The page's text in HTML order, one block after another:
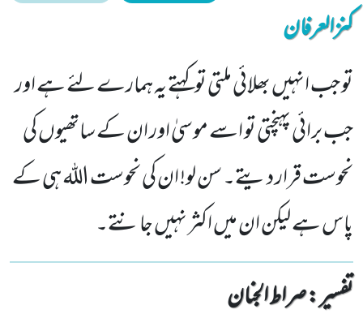
کنزالعرفان
تو جب انہیں بھلائی ملتی توکہتے یہ ہمارے لئے ہے اور
جب برائی پہنچتی تو اسے موسیٰ اور ان کے ساتھیوں کی
نحوست قرار دیتے۔ سن لو! ان کی نحوست اللہ ہی کے
پاس ہے لیکن ان میں اکثر نہیں جانتے۔
تفسیر : ‎صراط الجنان